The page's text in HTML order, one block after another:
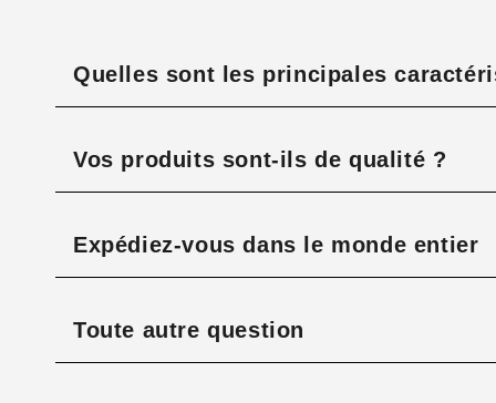
Quelles sont les principales
Vos produits sont-ils de qualité ?
Expédiez-vous dans le monde entier
Toute autre question